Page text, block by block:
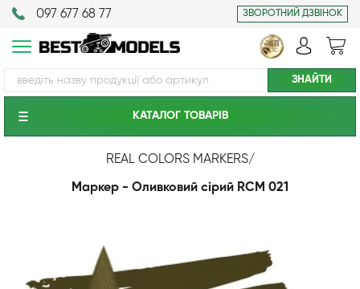
097 677 68 77 ЗВОРОТНИЙ ДЗВІНОК
КАТАЛОГ ТОВАРIВ
REAL COLORS MARKERS/
Маркер - Оливковий сірий RCM 021